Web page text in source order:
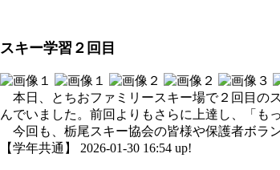
スキー学習２回目
本日、とちおファミリースキー場で２回目の
んでいました。前回よりもさらに上達し、「も
今回も、栃尾スキー協会の皆様や保護者ボラ
【学年共通】 2026-01-30 16:54 up!